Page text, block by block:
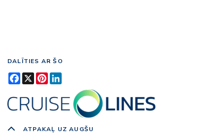
DALĪTIES AR ŠO
Facebook
X Pinterest
ATPAKAĻ UZ AUGŠU